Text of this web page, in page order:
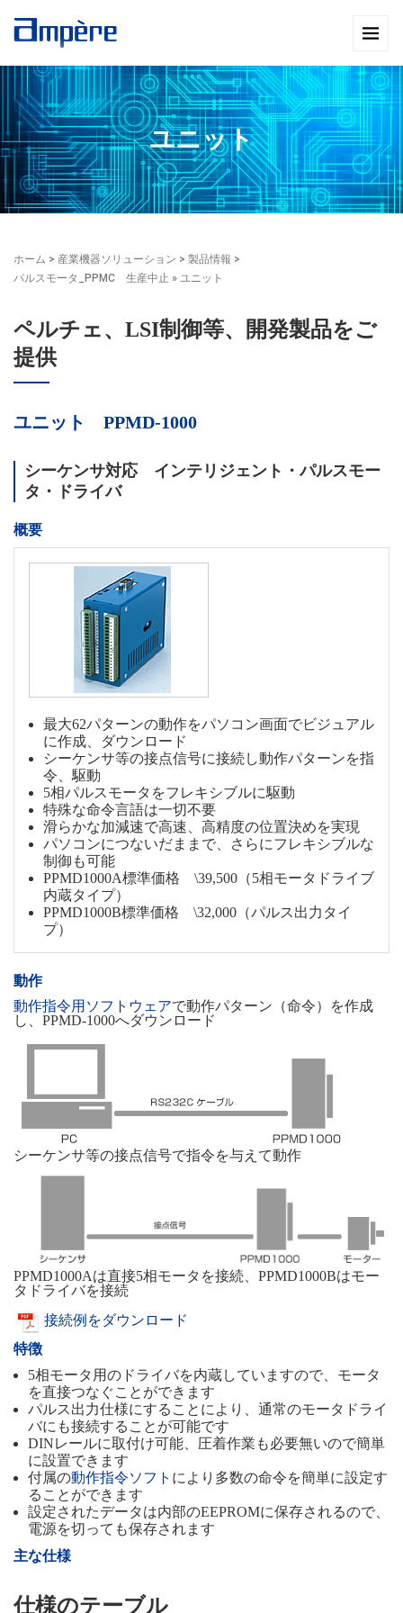
ユニット
ホーム > 産業機器ソリューション > 製品情報 >
パルスモータ_PPMC 生産中止 » ユニット
ペルチェ、LSI制御等、開発製品をご
提供
ユニット PPMD-1000
シーケンサ対応 インテリジェント・パルスモー
タ・ドライバ
概要
最大62パターンの動作をパソコン画面でビジュアル
に作成、ダウンロード
シーケンサ等の接点信号に接続し動作パターンを指
令、駆動
5相パルスモータをフレキシブルに駆動
特殊な命令言語は一切不要
滑らかな加減速で高速、高精度の位置決めを実現
パソコンにつないだままで、さらにフレキシブルな
制御も可能
PPMD1000A標準価格 \39,500（5相モータドライブ
内蔵タイプ）
PPMD1000B標準価格 \32,000（パルス出力タイ
プ）
動作
動作指令用ソフトウェアで動作パターン（命令）を作成
し、PPMD-1000へダウンロード
シーケンサ等の接点信号で指令を与えて動作
PPMD1000Aは直接5相モータを接続、PPMD1000Bはモー
タドライバを接続
接続例をダウンロード
特徴
5相モータ用のドライバを内蔵していますので、モータ
を直接つなぐことができます
パルス出力仕様にすることにより、通常のモータドライ
バにも接続することが可能です
DINレールに取付け可能、圧着作業も必要無いので簡単
に設置できます
付属の動作指令ソフト により多数の命令を簡単に設定す
ることができます
設定されたデータは内部のEEPROMに保存されるので、
電源を切っても保存されます
主な仕様
仕様のテーブル